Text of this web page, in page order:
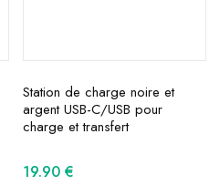
Station de charge noire et
argent USB-C/USB pour
charge et transfert
19.90 €